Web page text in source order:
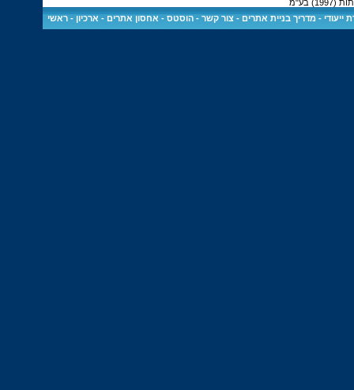
בע"מ
ייעודי -מדריך בניית אתרים -צור קשר -הוסטס - אחסון אתרים - ארכיון -ראשי